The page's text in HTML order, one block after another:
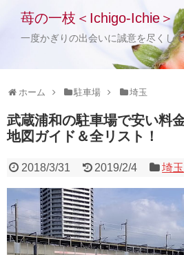
苺の一枝＜Ichigo-Ichie＞
一度かぎりの出会いに誠意を尽くし
ホーム 駐車場 埼玉
武蔵浦和の駐車場で安い料
地図ガイド＆全リスト！
2018/3/31 2019/2/4 埼玉